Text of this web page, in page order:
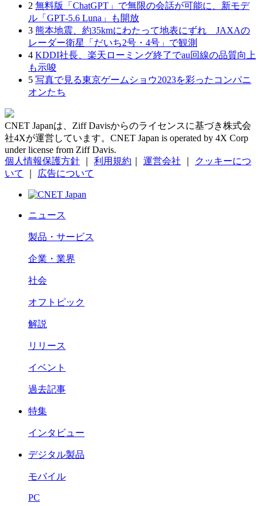
2 無料版「ChatGPT」で無限の会話が可能に、新モデ
ル「GPT‑5.6 Luna」も開放
3 熊本地震、約35kmにわたって地表にずれ JAXAの
レーダー衛星「だいち2号・4号」で観測
4 KDDI社長、楽天ローミング終了でau回線の品質向上
も示唆
5 写真で見る東京ゲームショウ2023を彩ったコンパニ
オンたち
CNET Japanは、Ziff Davisからのライセンスに基づき株式会
社4Xが運営しています。CNET Japan is operated by 4X Corp
under license from Ziff Davis.
個人情報保護方針
利用規約 運営会社
クッキーにつ
いて
広告について
ニュース
製品・サービス
企業・業界
社会
オフトピック
解説
リリース
イベント
過去記事
特集
インタビュー
デジタル製品
モバイル
PC